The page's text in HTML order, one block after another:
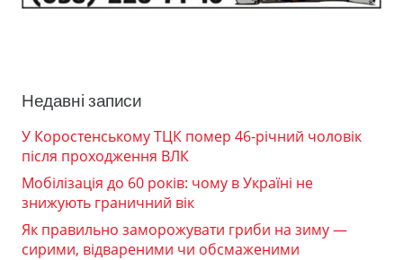
Недавні записи
У Коростенському ТЦК помер 46-річний чоловік
після проходження ВЛК
Мобілізація до 60 років: чому в Україні не
знижують граничний вік
Як правильно заморожувати гриби на зиму —
сирими, відвареними чи обсмаженими